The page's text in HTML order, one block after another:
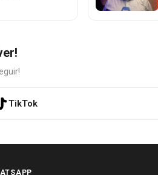
TikTok